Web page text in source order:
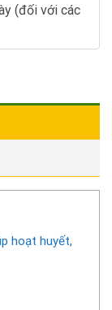
(đối với các
hoạt huyết,